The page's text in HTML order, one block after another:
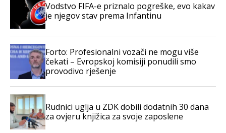
Vodstvo FIFA-e priznalo pogreške, evo kakav
je njegov stav prema Infantinu
Forto: Profesionalni vozači ne mogu više
čekati – Evropskoj komisiji ponudili smo
provodivo rješenje
Rudnici uglja u ZDK dobili dodatnih 30 dana
za ovjeru knjižica za svoje zaposlene